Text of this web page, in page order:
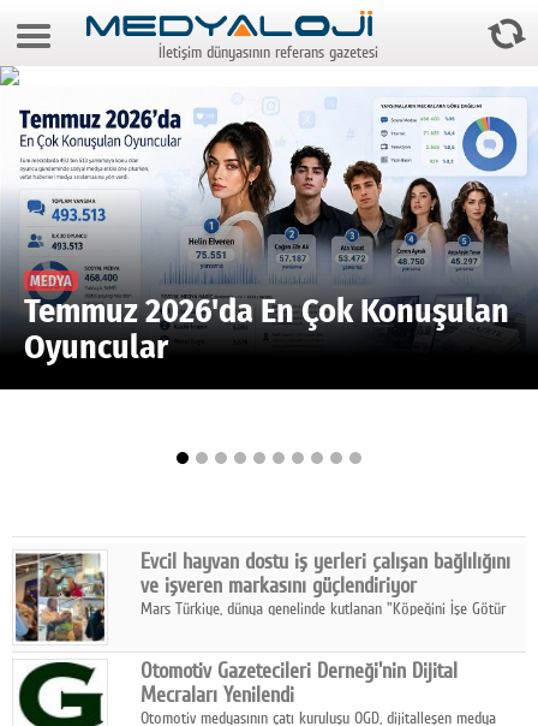
6 Ağustos 2026 13:51:19
Foto Galeri
Video Galeri
Gazeteler
Medya
Reyting-tiraj
Teknoloji
Facebook
Diziler
Karikatür
Youtube
İletişim dünyasının referans gazetesi
MEDYA
Temmuz 2026'da En Çok Konuşulan
Oyuncular
Evcil hayvan dostu iş yerleri çalışan bağlılığını
ve işveren markasını güçlendiriyor
Mars Türkiye, dünya genelinde kutlanan "Köpeğini İşe Götür
çalışan bağlılığı, iyi olma hali ve işveren markası üzerindeki
etkisine dikkat çekti.
Otomotiv Gazetecileri Derneği'nin Dijital
Mecraları Yenilendi
Otomotiv medyasının çatı kuruluşu OGD, dijitalleşen medya